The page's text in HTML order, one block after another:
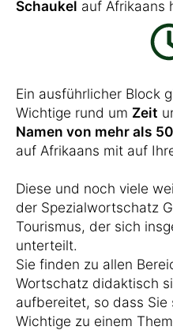
Schaukel auf Afrikaans
Ein ausführlicher Block
Wichtige rund um Zeit
Namen von mehr als
auf Afrikaans mit auf
Diese und noch viele
der Spezialwortschatz
Tourismus, der sich
unterteilt.
Sie finden zu allen
Wortschatz didaktisch
aufbereitet, so dass Sie
Wichtige zu einem